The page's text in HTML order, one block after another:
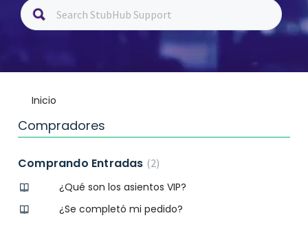
Inicio
Compradores
Comprando Entradas 2
¿Qué son los asientos VIP?
¿Se completó mi pedido?